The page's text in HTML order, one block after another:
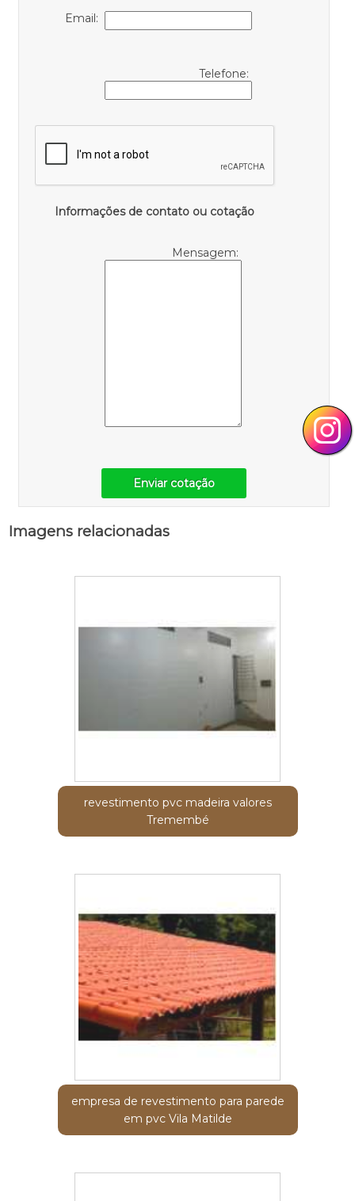
Email:
Telefone:
Informações de contato ou cotação
Mensagem:
Enviar cotação
Imagens relacionadas
revestimento pvc madeira valores
Tremembé
empresa de revestimento para parede
em pvc Vila Matilde